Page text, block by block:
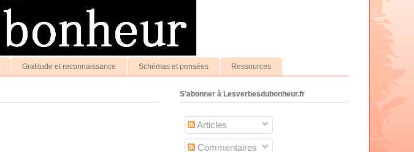
Gratitude et reconnaissance Schémas et pensées Ressources
S’abonner à Lesverbesdubonheur.fr
Articles
Commentaires